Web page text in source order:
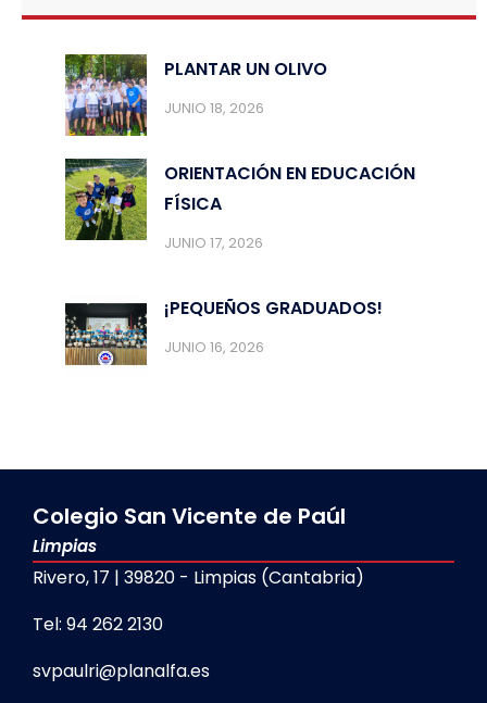
PLANTAR UN OLIVO
JUNIO 18, 2026
ORIENTACIÓN EN EDUCACIÓN
FÍSICA
JUNIO 17, 2026
¡PEQUEÑOS GRADUADOS!
JUNIO 16, 2026
Colegio San Vicente de Paúl
Limpias
Rivero, 17 | 39820 - Limpias (Cantabria)
Tel: 94 262 2130
svpaulri@planalfa.es